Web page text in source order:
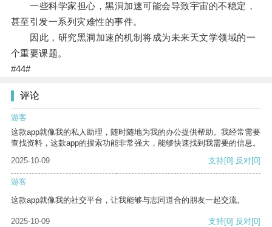
一些科学家担心，黑洞加速可能会导致宇宙的不稳定，
甚至引发一系列灾难性的事件。
因此，研究黑洞加速的机制将成为未来天文学领域的一
个重要课题。
#44#
评论
游客
这款app就像我的私人助理，随时随地为我的办公提供帮助。我经常需要
查找资料，这款app的搜索功能非常强大，能够快速找到我需要的信息。
2025-10-09
支持[0] 反对[0]
游客
这款app就像我的社交平台，让我能够与志同道合的朋友一起交流。
2025-10-09 支持[0] 反对[0]